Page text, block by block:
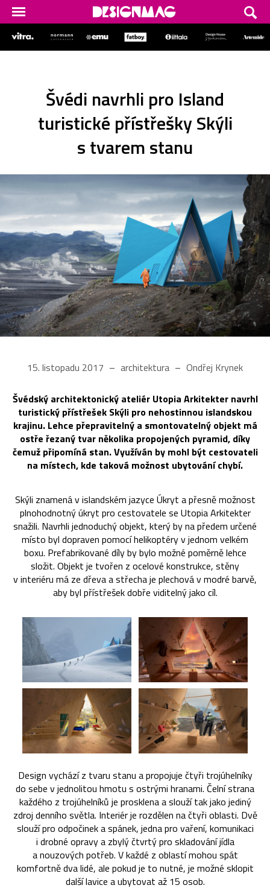
Švédi navrhli pro Island
turistické přístřešky Skýli
s tvarem stanu
15. listopadu 2017 architektura Ondřej Krynek
Švédský architektonický ateliér Utopia Arkitekter navrhl
turistický přístřešek Skýli pro nehostinnou islandskou
krajinu. Lehce přepravitelný a smontovatelný objekt má
ostře řezaný tvar několika propojených pyramid, díky
čemuž připomíná stan. Využíván by mohl být cestovateli
na místech, kde taková možnost ubytování chybí.
Skýli znamená v islandském jazyce Úkryt a přesně možnost
plnohodnotný úkryt pro cestovatele se Utopia Arkitekter
snažili. Navrhli jednoduchý objekt, který by na předem určené
místo byl dopraven pomocí helikoptéry v jednom velkém
boxu. Prefabrikované díly by bylo možné poměrně lehce
složit. Objekt je tvořen z ocelové konstrukce, stěny
v interiéru má ze dřeva a střecha je plechová v modré barvě,
aby byl přístřešek dobře viditelný jako cíl.
Design vychází z tvaru stanu a propojuje čtyři trojúhelníky
do sebe v jednolitou hmotu s ostrými hranami. Čelní strana
každého z trojúhelníků je prosklena a slouží tak jako jediný
zdroj denního světla. Interiér je rozdělen na čtyři oblasti. Dvě
slouží pro odpočinek a spánek, jedna pro vaření, komunikaci
i drobné opravy a zbylý čtvrtý pro skladování jídla
a nouzových potřeb. V každé z oblastí mohou spát
komfortně dva lidé, ale pokud je to nutné, je možné sklopit
další lavice a ubytovat až 15 osob.